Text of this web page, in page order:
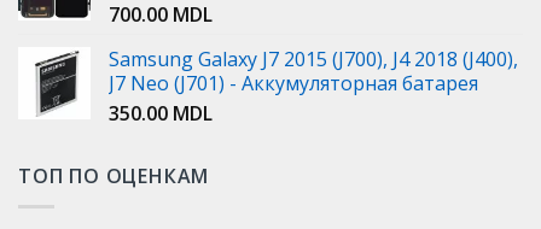
700.00 MDL
Samsung Galaxy J7 2015 (J700), J4 2018 (J400),
J7 Neo (J701) - Аккумуляторная батарея
350.00 MDL
ТОП ПО ОЦЕНКАМ